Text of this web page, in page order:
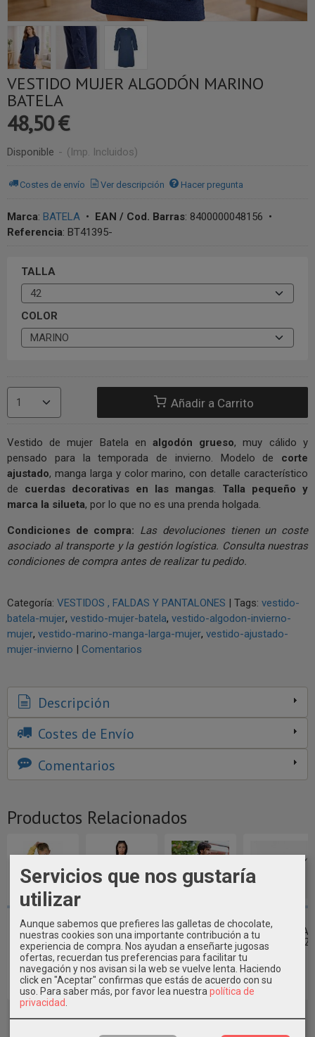
VESTIDO MUJER ALGODÓN MARINO
BATELA
48,50 €
Disponible - (Imp. Incluidos)
Costes de envío Ver descripción Hacer pregunta
Marca: BATELA • EAN / Cod. Barras: 8400000048156 •
Referencia: BT41395-
TALLA
COLOR
Añadir a Carrito
Vestido de mujer Batela en algodón grueso, muy cálido y
pensado para la temporada de invierno. Modelo de corte
ajustado, manga larga y color marino, con detalle característico
de cuerdas decorativas en las mangas
Talla pequeño y
marca la silueta, por lo que no es una prenda holgada.
Condiciones de compra: Las devoluciones tienen un coste
asociado al transporte y la gestión logística. Consulta nuestras
condiciones de compra antes de realizar tu pedido.
Categoría: VESTIDOS , FALDAS Y PANTALONES | Tags: vestido-
batela-mujer vestido-mujer-batela vestido-algodon-invierno-
mujer vestido-marino-manga-larga-mujer vestido-ajustado-
mujer-invierno | Comentarios
Descripción
Costes de Envío
Comentarios
Productos Relacionados
SUDADERA
MARINERA
NIÑO
"SAILOR"...
35,00 €
CAMISETA
MUJER LISA
RIBETE BATELA
24,50 €
TRENKA
MARINERA DE
HOMBRE
BATELA
257,00 €
BALLENA
DECORATIVA
BATELA 80 × 27
187,00 €
Servicios que nos gustaría
utilizar
Aunque sabemos que prefieres las galletas de chocolate,
nuestras cookies son una importante contribución a tu
experiencia de compra. Nos ayudan a enseñarte jugosas
ofertas, recuerdan tus preferencias para facilitar tu
navegación y nos avisan si la web se vuelve lenta. Haciendo
click en "Aceptar" confirmas que estás de acuerdo con su
uso. Para saber más, por favor lea nuestra política de
privacidad